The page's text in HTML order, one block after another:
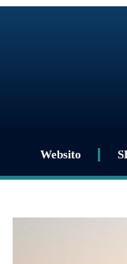
Websito